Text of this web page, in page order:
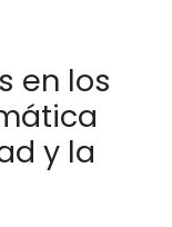
en los
y la